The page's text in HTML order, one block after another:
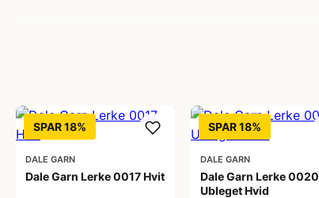
SPAR 18%
DALE GARN
Dale Garn Lerke 0017 Hvit
SPAR 18%
DALE GARN
Dale Garn Lerke 0020
Ubleget Hvid